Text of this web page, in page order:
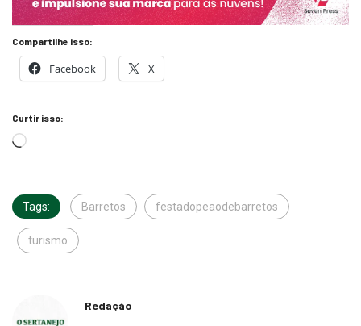
Compartilhe isso:
Facebook X
Curtir isso:
Tags: Barretos festadopeaodebarretos
turismo
Redação